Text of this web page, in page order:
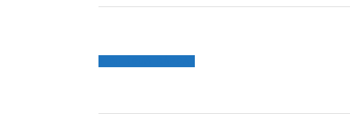
PREVIOUS
POST: